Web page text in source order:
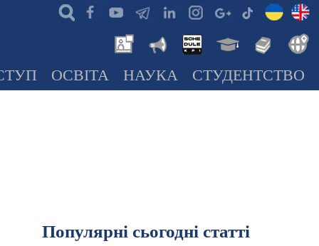
ОСВІТА НАУКА СТУДЕНТСТВО
Популярні сьогодні статті